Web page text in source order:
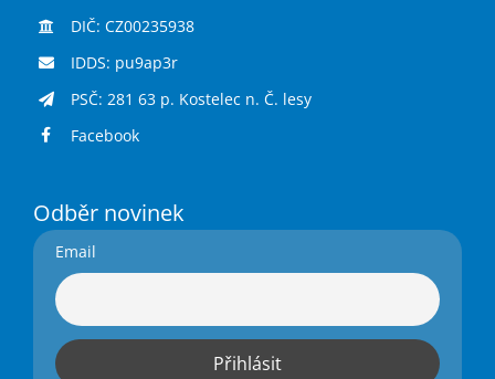
DIČ: CZ00235938
IDDS: pu9ap3r
PSČ: 281 63 p. Kostelec n. Č. lesy
Facebook
Odběr novinek
Email